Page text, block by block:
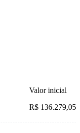
Valor inicial
R$ 136.279,05